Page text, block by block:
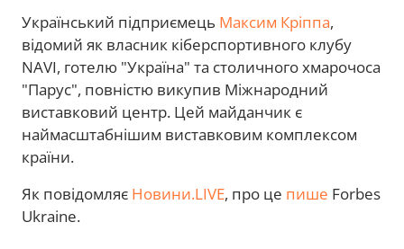
Український підприємець Максим Кріппа,
відомий як власник кіберспортивного клубу
NAVI, готелю "Україна" та столичного хмарочоса
"Парус", повністю викупив Міжнародний
виставковий центр. Цей майданчик є
наймасштабнішим виставковим комплексом
країни.
Як повідомляє Новини.LIVE, про це пише Forbes
Ukraine.